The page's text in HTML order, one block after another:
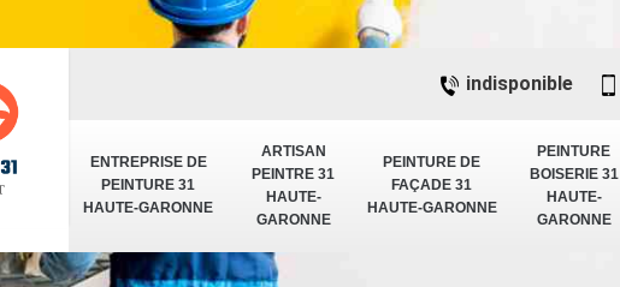
ENTREPRISE DE
PEINTURE 31
HAUTE-GARONNE
ARTISAN
PEINTRE 31
HAUTE-
GARONNE
PEINTURE DE
FAÇADE 31
HAUTE-GARONNE
PEINTURE
BOISERIE 31
HAUTE-
GARONNE
indisponible